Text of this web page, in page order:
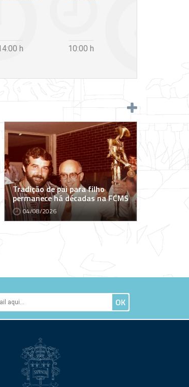
h 10:00 h
Tradição de pai para filho
permanece há décadas na FCMS
04/08/2026